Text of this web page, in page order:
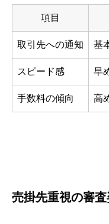
項目
取引先への通知 基
スピード感 早
手数料の傾向 高
売掛先重視の審